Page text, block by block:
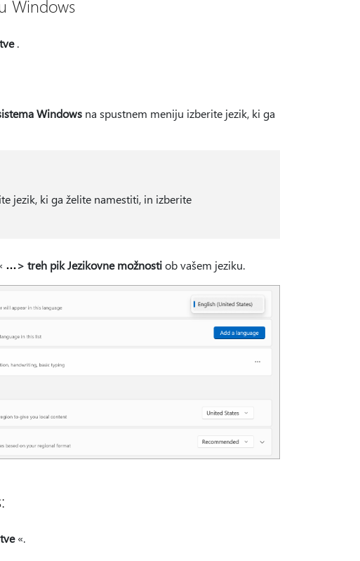
Windows
.
Windows na spustnem meniju izberite jezik, ki ga
jezik, ki ga želite namestiti, in izberite
> treh pik Jezikovne možnostiob vašem jeziku.
«.